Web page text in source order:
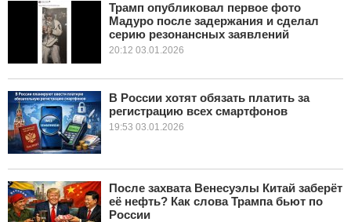
Трамп опубликовал первое фото
Мадуро после задержания и сделал
серию резонансных заявлений
20:12 03.01.2026
В России хотят обязать платить за
регистрацию всех смартфонов
19:53 03.01.2026
После захвата Венесуэлы Китай заберёт
её нефть? Как слова Трампа бьют по
России